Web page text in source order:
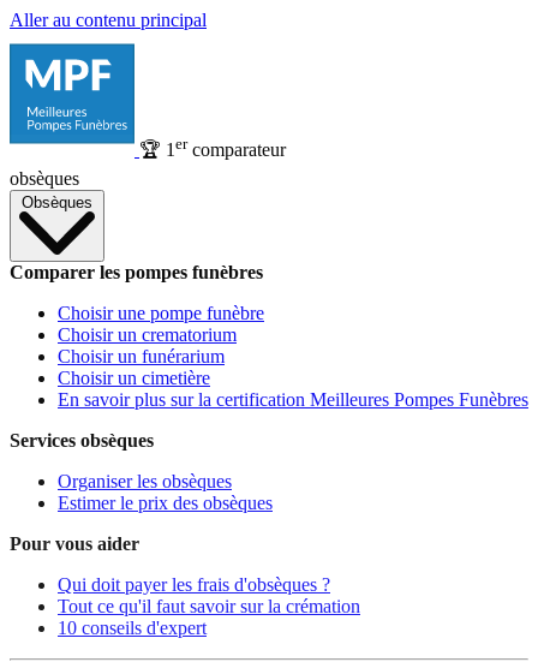
Aller au contenu principal
🏆 1 ercomparateur
obsèques
Obsèques
Comparer les pompes funèbres
Choisir une pompe funèbre
Choisir un crematorium
Choisir un funérarium
Choisir un cimetière
En savoir plus sur la certification Meilleures Pompes Funèbres
Services obsèques
Organiser les obsèques
Estimer le prix des obsèques
Pour vous aider
Qui doit payer les frais d'obsèques ?
Tout ce qu'il faut savoir sur la crémation
10 conseils d'expert